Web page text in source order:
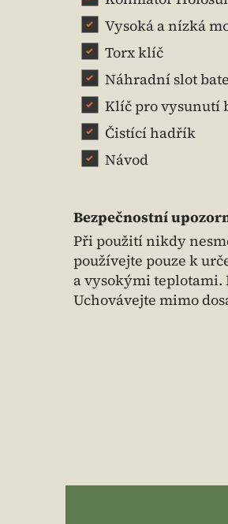
Vysoká a nízká
Torx klíč
Náhradní slot
Klíč pro vysunutí
Čistící hadřík
Návod
Bezpečnostní
Při použití nikdy
používejte pouze k
a vysokými teplotami.
Uchovávejte mimo